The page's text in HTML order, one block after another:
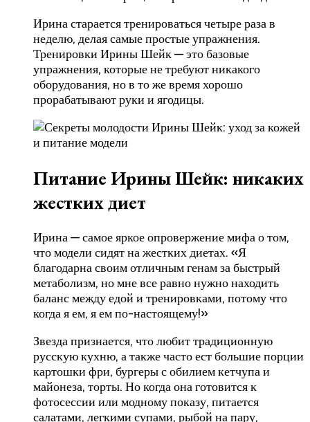
Ирина старается тренироваться четыре раза в
неделю, делая самые простые упражнения.
Тренировки Ирины Шейк — это базовые
упражнения, которые не требуют никакого
оборудования, но в то же время хорошо
прорабатывают руки и ягодицы.
Питание Ирины Шейк: никаких
жестких диет
Ирина — самое яркое опровержение мифа о том,
что модели сидят на жестких диетах. «Я
благодарна своим отличным генам за быстрый
метаболизм, но мне все равно нужно находить
баланс между едой и тренировками, потому что
когда я ем, я ем по-настоящему!»
Звезда признается, что любит традиционную
русскую кухню, а также часто ест большие порции
картошки фри, бургеры с обилием кетчупа и
майонеза, торты. Но когда она готовится к
фотосессии или модному показу, питается
салатами, легкими супами, рыбой на пару,